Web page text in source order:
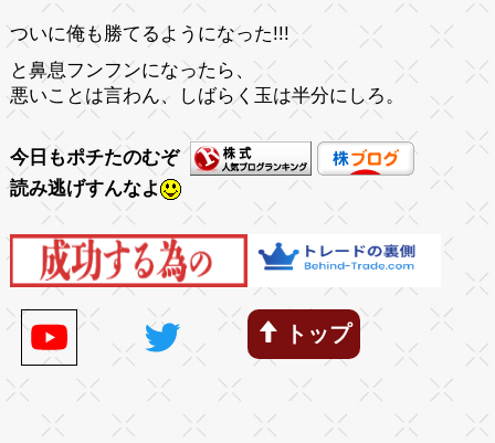
ついに俺も勝てるようになった!!!
と鼻息フンフンになったら、
悪いことは言わん、しばらく玉は半分にしろ。
今日もポチたのむぞ
読み逃げすんなよ
トップ